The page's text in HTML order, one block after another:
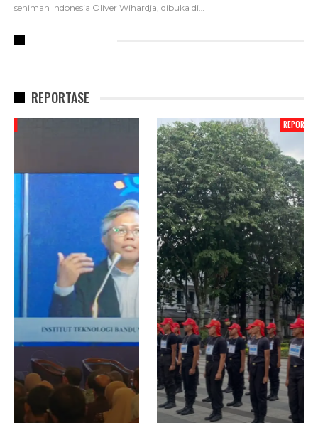
seniman Indonesia Oliver Wihardja, dibuka di…
REPORTASE
REPORTASE